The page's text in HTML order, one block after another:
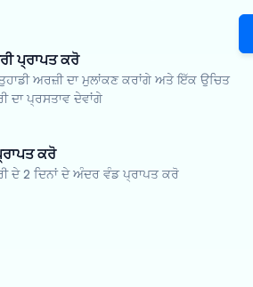
ਪ੍ਰਾਪਤ ਕਰੋ
ਅਰਜ਼ੀ ਦਾ ਮੁਲਾਂਕਣ ਕਰਾਂਗੇ ਅਤੇ ਇੱਕ ਉਚਿਤ
ਦਾ ਪ੍ਰਸਤਾਵ ਦੇਵਾਂਗੇ
ਕਰੋ
ਦੇ 2 ਦਿਨਾਂ ਦੇ ਅੰਦਰ ਵੰਡ ਪ੍ਰਾਪਤ ਕਰੋ